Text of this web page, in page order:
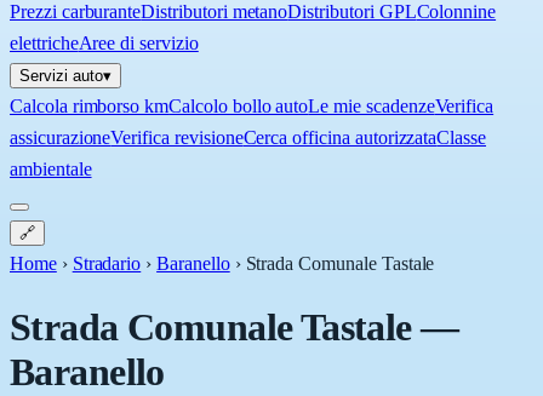
Prezzi carburanteDistributori metanoDistributori GPLColonnine
elettricheAree di servizio
Servizi auto▾
Calcola rimborso kmCalcolo bollo autoLe mie scadenzeVerifica
assicurazioneVerifica revisioneCerca officina autorizzataClasse
ambientale
🔗
Home › Stradario › Baranello › Strada Comunale Tastale
Strada Comunale Tastale—
Baranello